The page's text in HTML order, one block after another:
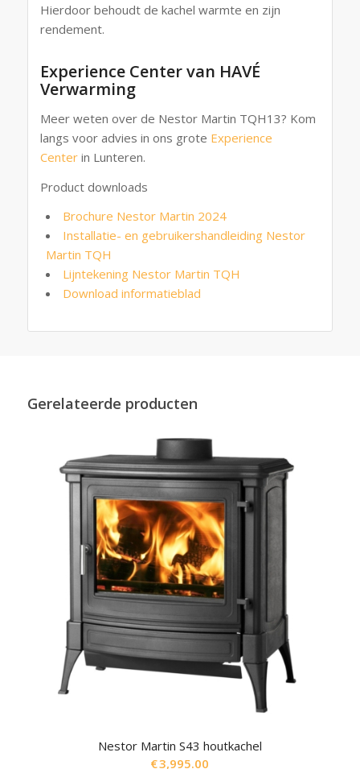
Hierdoor behoudt de kachel warmte en zijn
rendement.
Experience Center van HAVÉ
Verwarming
Meer weten over de Nestor Martin TQH13? Kom
langs voor advies in ons grote Experience
Centerin Lunteren.
Product downloads
Brochure Nestor Martin 2024
Installatie- en gebruikershandleiding Nestor
Martin TQH
Lijntekening Nestor Martin TQH
Download informatieblad
Gerelateerde producten
Nestor Martin S43 houtkachel
€3,995.00